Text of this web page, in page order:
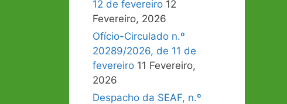
12 de fevereiro 12
Fevereiro, 2026
Ofício-Circulado n.º
20289/2026, de 11 de
fevereiro 11 Fevereiro,
2026
Despacho da SEAF, n.º